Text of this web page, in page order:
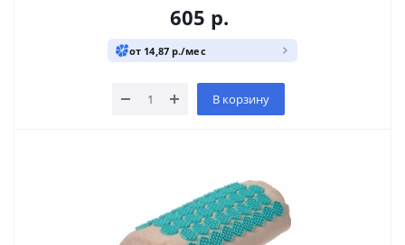
605 р.
от 14,87 р./мес
В корзину